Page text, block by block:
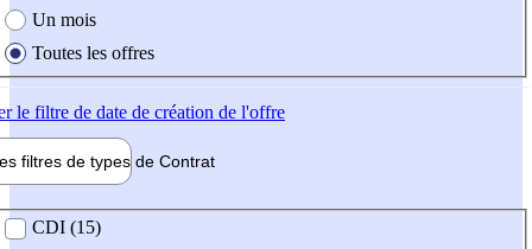
Un mois
Toutes les offres
le filtre de date de création de l'offre
filtres de types de Contrat
contrat
CDI (15)